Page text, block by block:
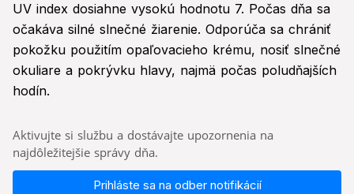
UV index dosiahne vysokú hodnotu 7. Počas dňa sa
očakáva silné slnečné žiarenie. Odporúča sa chrániť
pokožku použitím opaľovacieho krému, nosiť slnečné
okuliare a pokrývku hlavy, najmä počas poludňajších
hodín.
Aktivujte si službu a dostávajte upozornenia na
najdôležitejšie správy dňa.
Prihláste sa na odber notifikácií